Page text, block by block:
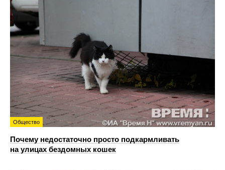
Общество
Почему недостаточно просто подкармливать
на улицах бездомных кошек